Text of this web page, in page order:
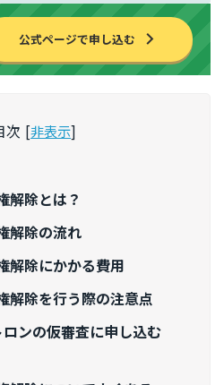
公式ページで申し込む
次 [非表示]
解除とは？
解除の流れ
解除にかかる費用
解除を行う際の注意点
ンの仮審査に申し込む